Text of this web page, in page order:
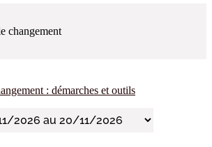
changement
: démarches et outils